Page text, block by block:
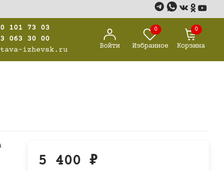
101 73 03
063 30 00
izhevsk.ru
Войти
0
Избранное
0
Корзина
5 400 ₽